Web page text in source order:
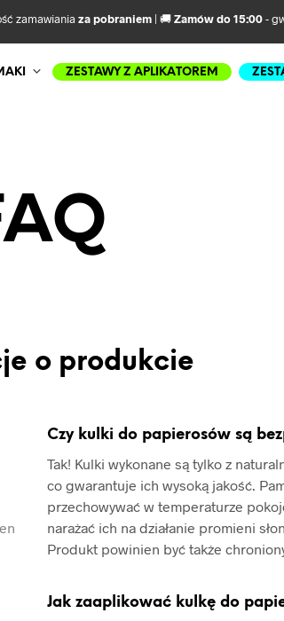
zamawiania za pobraniem| 🚚Zamów do 15:00-
ZESTAWY Z APLIKATOREM
o produkcie
Czy kulki do papierosów są
Tak! Kulki wykonane są tylko z
co gwarantuje ich wysoką jakość.
przechowywać w temperaturze
narażać ich na działanie promieni
Produkt powinien być także
Jak zaaplikować kulkę do